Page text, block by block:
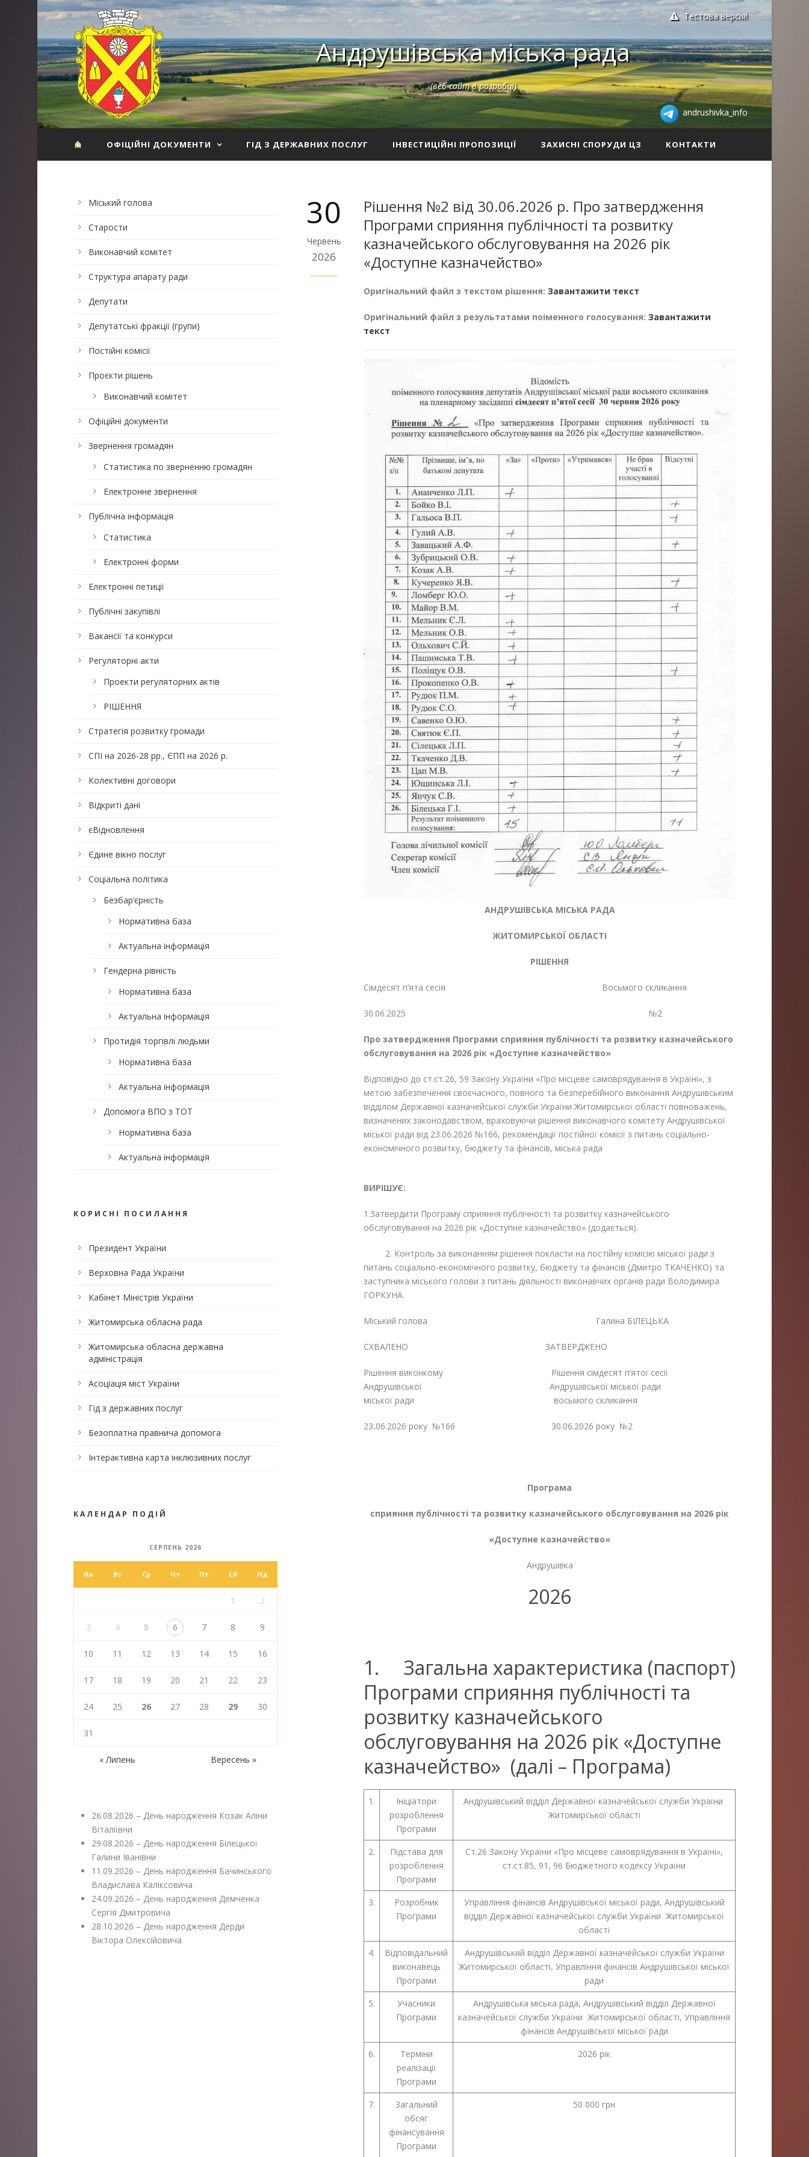
Тестова версія!
Андрушівська міська рада
(веб-сайт в розробці)
andrushivka_info
ОФІЦІЙНІ ДОКУМЕНТИ ГІД З ДЕРЖАВНИХ ПОСЛУГ ІНВЕСТИЦІЙНІ ПРОПОЗИЦІЇ ЗАХИСНІ СПОРУДИ ЦЗ КОНТАКТИ
30
Червень
2026
Рішення №2 від 30.06.2026 р. Про затвердження
Програми сприяння публічності та розвитку
казначейського обслуговування на 2026 рік
«Доступне казначейство»
Оригінальний файл з текстом рішення: Завантажити текст
Оригінальний файл з результатами поіменного голосування: Завантажити
текст
АНДРУШІВСЬКА МІСЬКА РАДА
ЖИТОМИРСЬКОЇ ОБЛАСТІ
РІШЕННЯ
Сімдесят п’ята сесія Восьмого скликання
30.06.2025 №2
Про затвердження Програми сприяння публічності та розвитку казначейського
обслуговування на 2026 рік «Доступне казначейство»
Відповідно до ст.ст.26, 59 Закону України «Про місцеве самоврядування в Україні», з
метою забезпечення своєчасного, повного та безперебійного виконання Андрушівським
відділом Державної казначейської служби України Житомирської області повноважень,
визначених законодавством, враховуючи рішення виконавчого комітету Андрушівської
міської ради від 23.06.2026 №166, рекомендації постійної комісії з питань соціально-
економічного розвитку, бюджету та фінансів, міська рада
ВИРІШУЄ:
1.Затвердити Програму сприяння публічності та розвитку казначейського
обслуговування на 2026 рік «Доступне казначейство» (додається).
2. Контроль за виконанням рішення покласти на постійну комісію міської ради з
питань соціально-економічного розвитку, бюджету та фінансів (Дмитро ТКАЧЕНКО) та
заступника міського голови з питань діяльності виконавчих органів ради Володимира
ГОРКУНА.
Міський голова Галина БІЛЕЦЬКА
СХВАЛЕНО ЗАТВЕРДЖЕНО
Рішення виконкому Рішення сімдесят п’ятої сесії
Андрушівської Андрушівської міської ради
міської ради восьмого скликання
23.06.2026 року №166 30.06.2026 року №2
Програма
сприяння публічності та розвитку казначейського обслуговування на 2026 рік
«Доступне казначейство»
Андрушівка
2026
1. Загальна характеристика (паспорт)
Програми сприяння публічності та
розвитку казначейського
обслуговування на 2026 рік «Доступне
казначейство» (далі – Програма)
1.
Ініціатори
розроблення
Програми
Андрушівський відділ Державної казначейської служби України
Житомирської області
2.
Підстава для
розроблення
Програми
Ст.26 Закону України «Про місцеве самоврядування в Україні»,
ст.ст.85, 91, 96 Бюджетного кодексу України
3.
Розробник
Програми
Управління фінансів Андрушівської міської ради, Андрушівський
відділ Державної казначейської служби України Житомирської
області
4.
Відповідальний
виконавець
Програми
Андрушівський відділ Державної казначейської служби України
Житомирської області, Управління фінансів Андрушівської міської
ради
5.
Учасники
Програми
Андрушівська міська рада, Андрушівський відділ Державної
казначейської служби України Житомирської області, Управління
фінансів Андрушівської міської ради
6.
Терміни
реалізації
Програми
2026 рік
7.
Загальний
обсяг
фінансування
Програми
50 000 грн
Міський голова
Старости
Виконавчий комітет
Структура апарату ради
Депутати
Депутатські фракції (групи)
Постійні комісії
Проєкти рішень
Виконавчий комітет
Офіційні документи
Звернення громадян
Статистика по зверненню громадян
Електронне звернення
Публічна інформація
Статистика
Електронні форми
Електронні петиції
Публічні закупівлі
Вакансії та конкурси
Регуляторні акти
Проекти регуляторних актів
РІШЕННЯ
Стратегія розвитку громади
СПІ на 2026-28 рр., ЄПП на 2026 р.
Колективні договори
Відкриті дані
єВідновлення
Єдине вікно послуг
Соціальна політика
Безбар’єрність
Нормативна база
Актуальна інформація
Гендерна рівність
Нормативна база
Актуальна інформація
Протидія торгівлі людьми
Нормативна база
Актуальна інформація
Допомога ВПО з ТОТ
Нормативна база
Актуальна інформація
КОРИСНІ ПОСИЛАННЯ
Президент України
Верховна Рада України
Кабінет Міністрів України
Житомирська обласна рада
Житомирська обласна державна
адміністрація
Асоціація міст України
Гід з державних послуг
Безоплатна правнича допомога
Інтерактивна карта інклюзивних послуг
КАЛЕНДАР ПОДІЙ
СЕРПЕНЬ 2026
Пн Вт Ср Чт Пт Сб Нд
1 2
3 4 5 6 7 8 9
10 11 12 13 14 15 16
17 18 19 20 21 22 23
24 25 26 27 28 29 30
31
« Липень Вересень »
26.08.2026 – День народження Козак Аліни
Віталіївни
29.08.2026 – День народження Білецької
Галини Іванівни
11.09.2026 – День народження Бачинського
Владислава Каліксовича
24.09.2026 – День народження Демченка
Сергія Дмитровича
28.10.2026 – День народження Дерди
Віктора Олексійовича